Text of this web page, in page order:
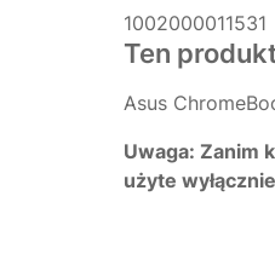
1002000011531
Ten
Asus
Uwaga: Zanim
użyte